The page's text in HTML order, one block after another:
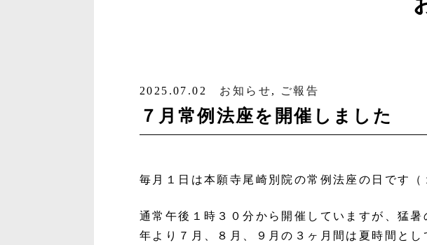
2025.07.02 お知らせ, ご報告
７月常例法座を開催しました
毎月１日は本願寺尾崎別院の常例法座の日です（
通常午後１時３０分から開催していますが、猛
年より７月、８月、９月の３ヶ月間は夏時間とし